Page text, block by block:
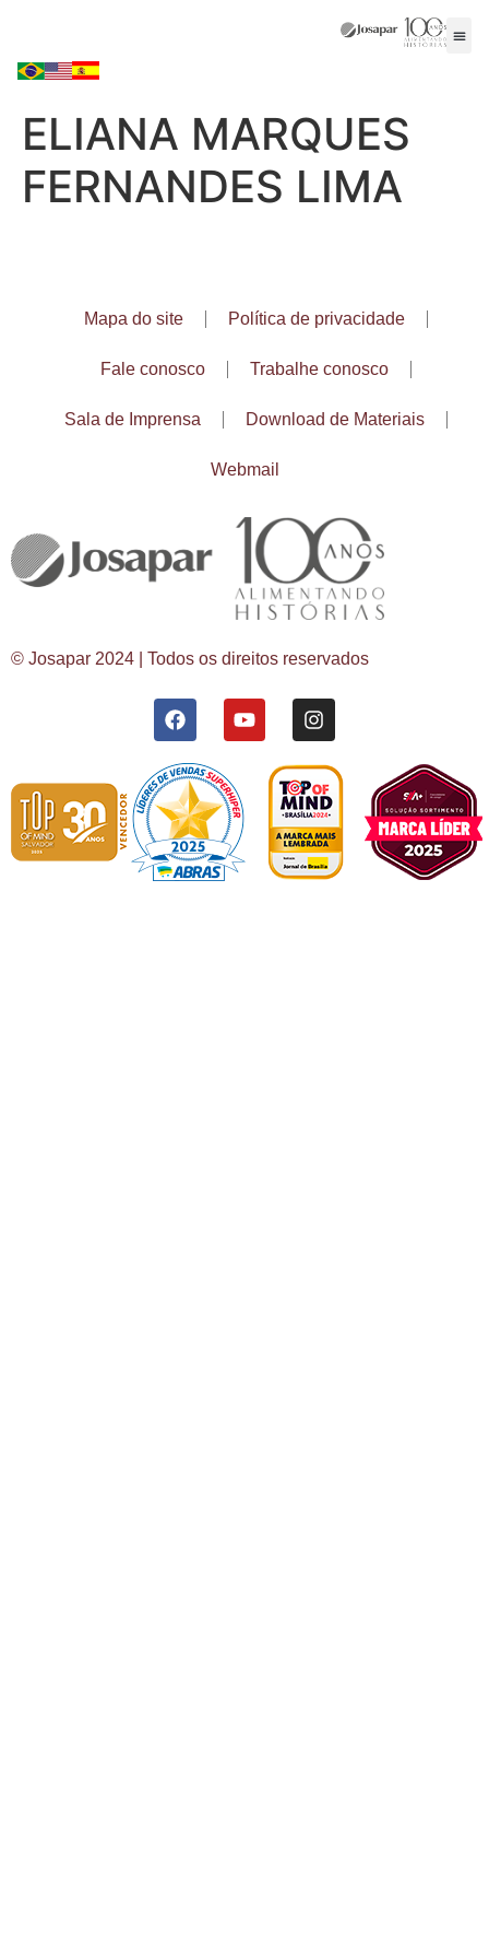
ELIANA MARQUES
FERNANDES LIMA
Mapa do site Política de privacidade
Fale conosco Trabalhe conosco
Sala de Imprensa Download de Materiais
Webmail
© Josapar 2024 | Todos os direitos reservados